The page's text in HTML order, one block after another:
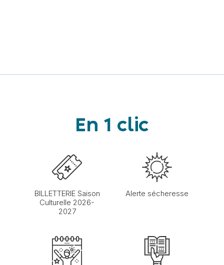
En 1 clic
BILLETTERIE Saison
Culturelle 2026-
2027
Alerte sécheresse